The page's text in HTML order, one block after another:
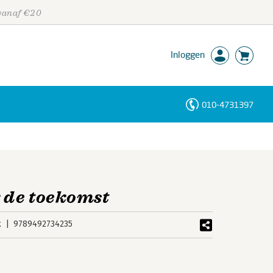
€20
Inloggen
010-4731397
toekomst
9789492734235
Personen